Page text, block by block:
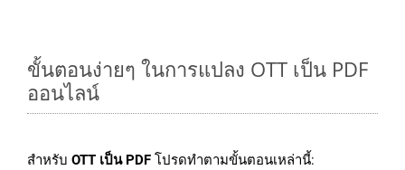
ขั้นตอนง่ายๆ ในการแปลง OTT เป็น PDF
ออนไลน์
สำหรับ OTT เป็น PDF โปรดทำตามขั้นตอนเหล่านี้: